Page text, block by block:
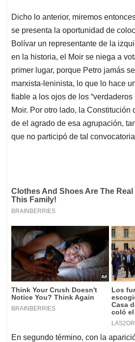
Dicho lo anterior, miremos
se presenta la oportunidad de
Bolívar un representante de la
en la historia, el Moir se niega a
primer lugar, porque Petro jamás
marxista-leninista, lo que lo hace
fiable a los ojos de los “verdaderos
Moir. Por otro lado, la Constitución
de el agrado de esa agrupación,
que no participó de tal
En segundo término, con la